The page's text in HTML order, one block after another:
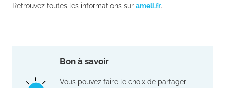
Retrouvez toutes les informations sur ameli.fr.
Bon à savoir
Vous pouvez faire le choix de partager